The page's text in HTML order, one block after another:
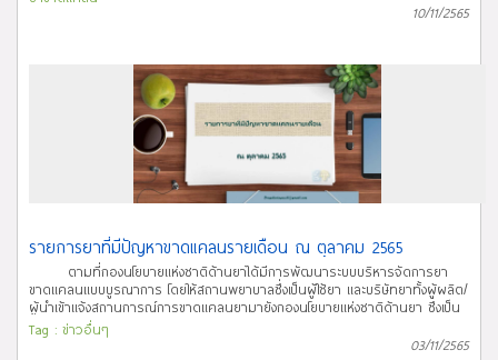
ดังนี้ 1.ตรวจสอบสถานะของยาที่ท่านต้องการยื่นแบบเสนอยา ว่าเป็นรายการยา
รอบนี้ 2.กรอกแบบเสนอยาแผนปัจจุบันเพื่อปรับปรุงบัญชียาหลักแห่งชาติ
1.ผู้เสนอจากภาคเอกชน Download แบบเสนอยาที่นี่ 2.ผู้เสนอจาก
ภาครัฐ องค์กรวิชาชีพ องค์กรไม่แสวงหาผลกำไร Download แบบเสนอยาที่นี่
3.ลงทะเบียนเข้าใช้งานเว็บไซต์ยื่นแบบเสนอยาที่นี่ เพื่อขอรหัส PIN สำหรับ login
ภายในวันที่ 30 พฤศจิกายน 2565 โดยรหัส PIN จะถูกส่งให้ท่านทาง e-mail ภายใน
วันที่ 7 ธันวาคม 2565 4.Login เข้าเว็บไซต์ยื่นแบบเสนอยา เพื่อ upload file
แบบเสนอยาที่กรอกเรียบร้อยแล้ว พร้อมกรอกข้อมูลการยื่นเสนอยา โดยปิดรับ
แบบเสนอยาวันที่ 29 ธันวาคม 2565 เวลา 23.59 น. หมายเหตุ ระบบจะออกเลขรับ
ให้ท่านโดยอัตโนมัติ จึงจะถือว่าการยื่นแบบเสนอยาเสร็จสมบูรณ์ โปรดจดเลขรับดัง
เท่านั้น (ไม่รับการยื่นเสนอที่กองนโยบายแห่งชาติด้านยา) หากเอกสารที่ส่งกรอก
ข้อมูลไม่ครบถ้วนเพียงพอหรือไม่ถูกต้อง คณะอนุกรรมการฯ สงวนสิทธิ์ไม่รับ
พิจารณาแบบเสนอยานี้ สามารถศึกษาเอกสารการประชุมชี้แจง แนวทางการเสนอ
ยาเพื่อปรับปรุงบัญชียาหลักแห่งชาติ เมื่อวันศุกร์ที่ 11 พฤศจิกายน พ.ศ.2565 ได้
จาก Link นี้ กรณีมีข้อสงสัยเพิ่มเติม ให้สอบถามทางอีเมล
nlem.fda@gmail.com จำนวนผู้เข้าชม
10/11/2565
รายการยาที่มีปัญหาขาดแคลนรายเดือน ณ ตุลาคม 2565
ตามที่กองนโยบายแห่งชาติด้านยาได้มีการพัฒนาระบบบริหารจัดการยา
ขาดแคลนแบบบูรณาการ โดยให้สถานพยาบาลซึ่งเป็นผู้ใช้ยา และบริษัทยาทั้งผู้ผลิต/
ผู้นำเข้าแจ้งสถานการณ์การขาดแคลนยามายังกองนโยบายแห่งชาติด้านยา ซึ่งเป็น
หน่วยงานในการประสาน รับเรื่อง ตรวจสอบข้อมูล พิจารณาแนวทางแก้ไข
ประชาสัมพันธ์ พร้อมทั้งติดตามและเฝ้าระวังปัญหาการขาดแคลนยาในประเทศ
Tag : ข่าวอื่นๆ
03/11/2565